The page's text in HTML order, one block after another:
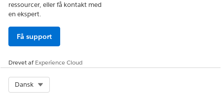
ressourcer, eller få kontakt med
en ekspert.
Få support
Drevet afExperience Cloud
Dansk